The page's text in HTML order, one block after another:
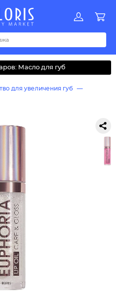
TUVWYZАБВДЗИМОКЛНПРСТУФ
Масло для губ
для увеличения губ